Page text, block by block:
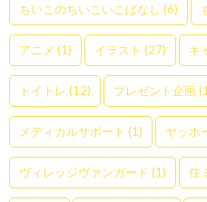
ちいこのちいこいこばなし (6)
アニメ (1) イラスト (27) キ
トイトレ (12) プレゼント企画
メディカルサポート (1) ヤッホ
ヴィレッジヴァンガード (1) 住